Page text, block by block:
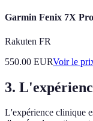
Garmin Fenix 7X
Rakuten FR
550.00 EURVoir le
3.
L'expérience clinique